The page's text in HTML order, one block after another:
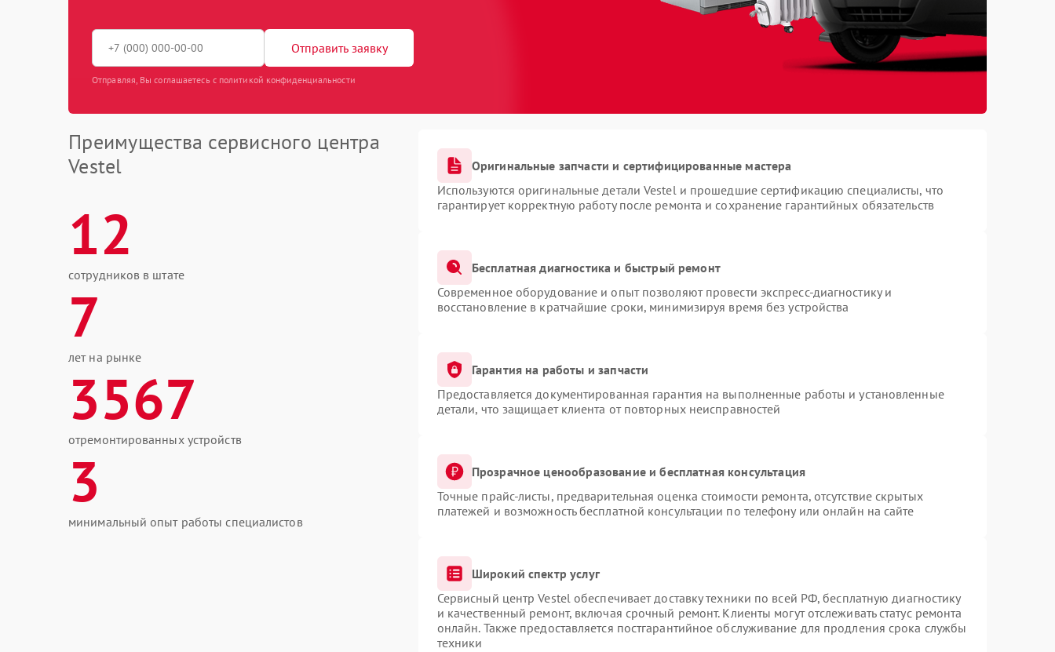
Отправить заявку
Отправляя, Вы соглашаетесь с политикой конфиденциальности
Преимущества сервисного центра
Vestel
12
сотрудников в штате
7
лет на рынке
3567
отремонтированных устройств
3
минимальный опыт работы специалистов
Оригинальные запчасти и сертифицированные мастера
Используются оригинальные детали Vestel и прошедшие сертификацию специалисты, что
гарантирует корректную работу после ремонта и сохранение гарантийных обязательств
Бесплатная диагностика и быстрый ремонт
Современное оборудование и опыт позволяют провести экспресс-диагностику и
восстановление в кратчайшие сроки, минимизируя время без устройства
Гарантия на работы и запчасти
Предоставляется документированная гарантия на выполненные работы и установленные
детали, что защищает клиента от повторных неисправностей
Прозрачное ценообразование и бесплатная консультация
Точные прайс-листы, предварительная оценка стоимости ремонта, отсутствие скрытых
платежей и возможность бесплатной консультации по телефону или онлайн на сайте
Широкий спектр услуг
Сервисный центр Vestel обеспечивает доставку техники по всей РФ, бесплатную диагностику
и качественный ремонт, включая срочный ремонт. Клиенты могут отслеживать статус ремонта
онлайн. Также предоставляется постгарантийное обслуживание для продления срока службы
техники